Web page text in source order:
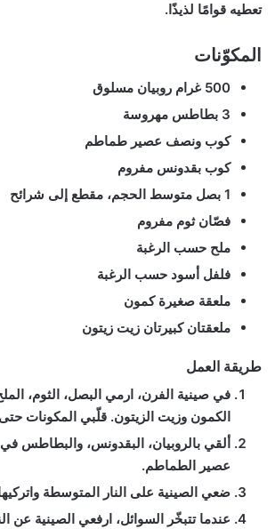
تعطيه قوامًا لذيذًا.
المكوّنات
500 غرام روبيان مسلوق
3 بطاطس مهروسة
كوب ونصف عصير طماطم
كوب بقدونس مفروم
1 بصل متوسط الحجم، مقطع إلى شرائح
فصّان ثوم مفروم
ملح حسب الرغبة
فلفل أسود حسب الرغبة
ملعقة صغيرة كمون
ملعقتان كبيرتان زيت زيتون
طريقة العمل
في صينية الفرن، ارمي البصل، الثوم،
الكمون وزيت الزيتون. قلّبي المكونات
ألقي بالروبيان، البقدونس، والبطاطس
عصير الطماطم.
ضعي الصينية على النار المتوسطة
عندما تتبخّر السوائل، ارفعي الصينية عن